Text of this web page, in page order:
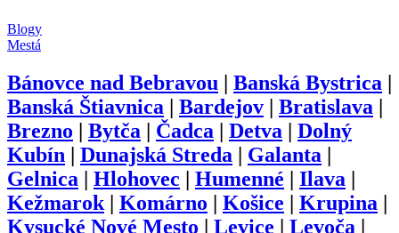
Blogy
Mestá
Bánovce nad Bebravou | Banská Bystrica |
Banská Štiavnica | Bardejov | Bratislava |
Brezno | Bytča | Čadca | Detva | Dolný
Kubín | Dunajská Streda | Galanta |
Gelnica | Hlohovec | Humenné | Ilava |
Kežmarok | Komárno | Košice | Krupina |
Kysucké Nové Mesto | Levice | Levoča |